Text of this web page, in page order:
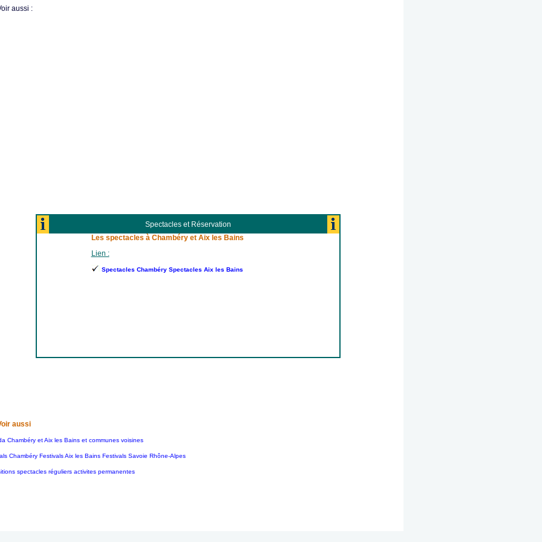
aussi :
Spectacles et Réservation
Les spectacles à Chambéry et Aix les Bains
Lien :
Spectacles Chambéry Spectacles Aix les Bains
aussi
Chambéry et Aix les Bains et communes voisines
Chambéry Festivals Aix les Bains Festivals Savoie Rhône-Alpes
spectacles réguliers activites permanentes